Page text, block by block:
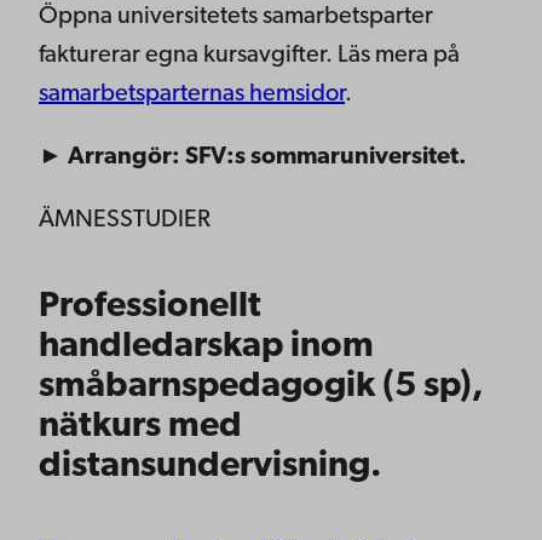
Öppna universitetets samarbetsparter
fakturerar egna kursavgifter. Läs mera på
samarbetsparternas hemsidor.
► Arrangör: SFV:s sommaruniversitet.
ÄMNESSTUDIER
Professionellt
handledarskap inom
småbarnspedagogik (5 sp),
nätkurs med
distansundervisning.